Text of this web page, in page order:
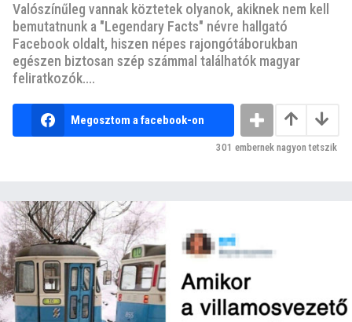
Valószínűleg vannak köztetek olyanok, akiknek nem kell
bemutatnunk a "Legendary Facts" névre hallgató
Facebook oldalt, hiszen népes rajongótáborukban
egészen biztosan szép számmal találhatók magyar
feliratkozók....
Megosztom a facebook-on
301 embernek nagyon tetszik